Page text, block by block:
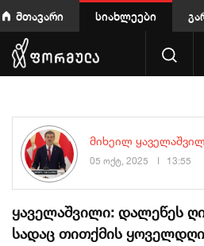
მთავარი სიახლეები
მიხეილ
05 ოქტ, 2025 13:55
ყაველაშვილი: დალეწეს
სადაც თითქმის